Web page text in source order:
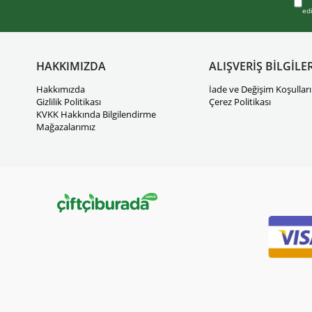
HAKKIMIZDA
Hakkımızda
Gizlilik Politikası
KVKK Hakkında Bilgilendirme
Mağazalarımız
ALIŞVERİŞ
İade ve Değişim Koşulları
Çerez Politikası